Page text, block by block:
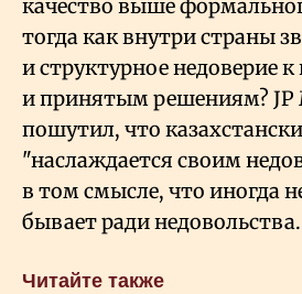
качество выше
тогда как внутри страны
и структурное недоверие
и принятым решениям? JP
пошутил, что
"наслаждается своим
в том смысле, что иногда
бывает ради недовольства.
Читайте также